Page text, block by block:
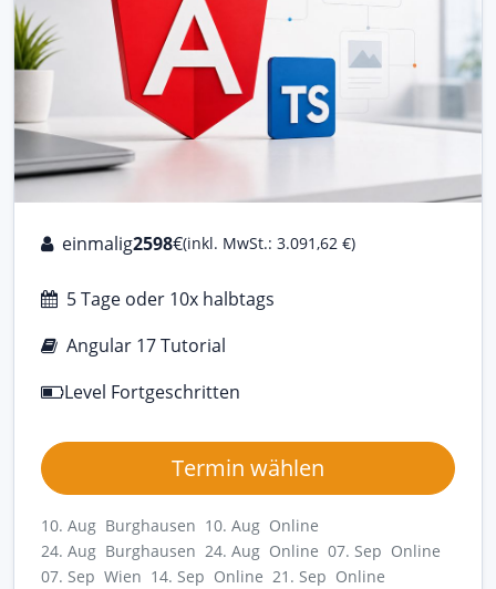
einmalig2598€(inkl. MwSt.: 3.091,62 €)
5 Tage oder 10x halbtags
Angular 17 Tutorial
Level Fortgeschritten
Termin wählen
10. Aug Burghausen 10. Aug Online
24. Aug Burghausen 24. Aug Online 07. Sep Online
07. Sep Wien 14. Sep Online 21. Sep Online